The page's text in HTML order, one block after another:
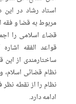
استاد رشاد در
مربوط به قضا و فقه
قضاء اسلامی را
قواعد الفقه
ساختارمندی از این
نظام قضائی
نظام را از نقطه
ادامه دارد.